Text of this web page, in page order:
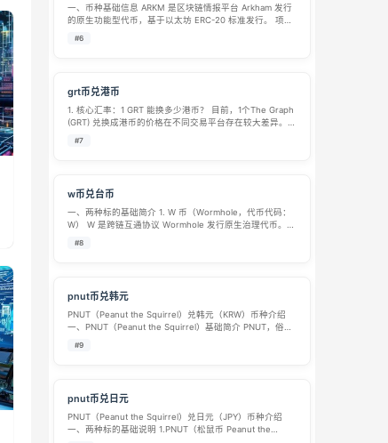
一、币种基础信息 ARKM 是区块链情报平台 Arkham 发行
的原生功能型代币，基于以太坊 ERC-20 标准发行。 项目
定位：Arkham 主打链上数据分析、地址实体标签识别，搭
#6
grt币兑港币
1. 核心汇率：1 GRT 能换多少港币？ 目前，1个The Graph
(GRT) 兑换成港币的价格在不同交易平台存在较大差异。根
据搜索结果，主要报价如下： 火币 (HTX)：1 GRT ≈ 0.20
#7
w币兑台币
一、两种标的基础简介 1. W 币（Wormhole，代币代码：
W） W 是跨链互通协议 Wormhole 发行原生治理代币。
定位：区块链跨链桥梁，支持多条公链资产、NFT 跨链流
#8
pnut币兑韩元
PNUT（Peanut the Squirrel）兑韩元（KRW）币种介绍
一、PNUT（Peanut the Squirrel）基础简介 PNUT，俗称
松鼠币，代币代码PNUT，是搭建在Solana 区块链上的社
#9
pnut币兑日元
PNUT（Peanut the Squirrel）兑日元（JPY）币种介绍
一、两种标的基础说明 1.PNUT（松鼠币 Peanut the